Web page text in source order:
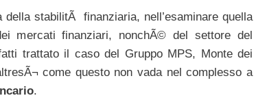
della stabilitÃ finanziaria, nell’esaminare quella
mercati finanziari, nonchÃ© del settore del
trattato il caso del Gruppo MPS, Monte dei
come questo non vada nel complesso a
.